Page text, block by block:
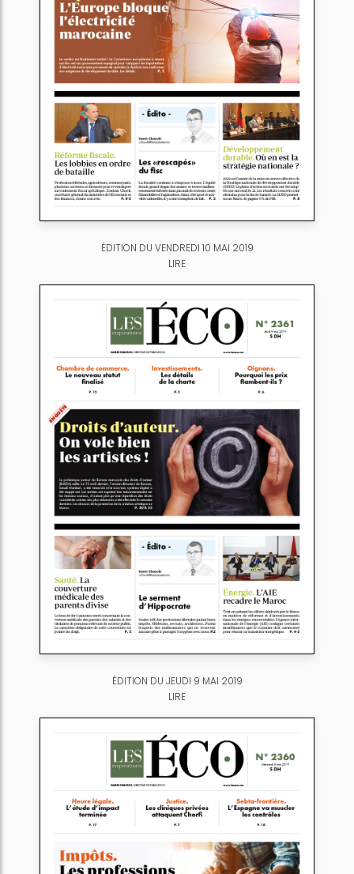
ÉDITION DU VENDREDI 10 MAI 2019
LIRE
ÉDITION DU JEUDI 9 MAI 2019
LIRE